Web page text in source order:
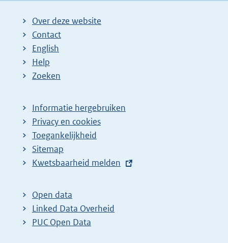
Over deze website
Contact
English
Help
Zoeken
Informatie hergebruiken
Privacy en cookies
Toegankelijkheid
Sitemap
E
t
e
r
Kwetsbaarheid melden
Open data
Linked Data Overheid
PUC Open Data